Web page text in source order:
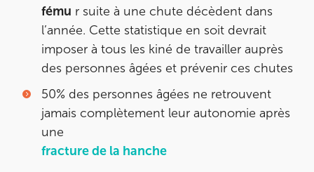
fému r suite à une chute décèdent dans
l’année. Cette statistique en soit devrait
imposer à tous les kiné de travailler auprès
des personnes âgées et prévenir ces chutes
50% des personnes âgées ne retrouvent
jamais complètement leur autonomie après
une
fracture de la hanche
IK PARIS 6 – CASSETTE
1 Rue Cassette 75006 Paris
Prenez RDV sur
Prenez RDV sur
IK BOULOGNE